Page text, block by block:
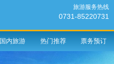
旅游服务热线
0731-85220731
国内旅游 热门推荐 票务预订